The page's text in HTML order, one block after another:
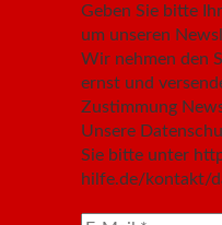
Geben Sie bitte
um unseren
Wir nehmen den
ernst und
Zustimmung
Unsere
Sie bitte unter
hilfe.de/kontakt/